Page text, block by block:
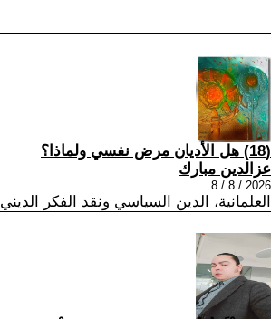
(18) هل الأديان مرض نفسي ولماذا؟
عزالدين مبارك
2026 / 8 / 8
العلمانية، الدين السياسي ونقد الفكر الديني